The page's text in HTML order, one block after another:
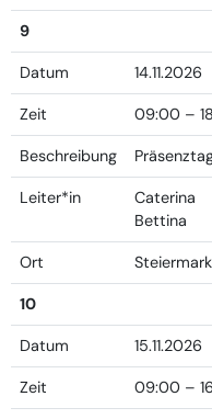
9
Datum 14.11.2026
Zeit 09:00 –
Beschreibung
Leiter*in
Caterina
Bettina
Ort
10
Datum 15.11.2026
Zeit 09:00 –